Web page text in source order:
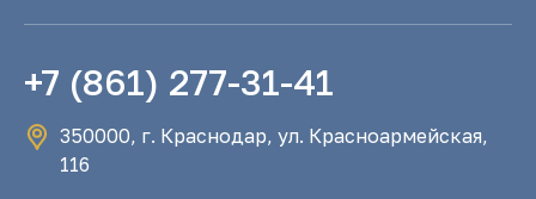
+7 (861) 277-31-41
350000, г. Краснодар, ул. Красноармейская,
116